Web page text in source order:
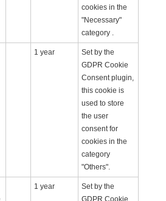
cookies in the
"Necessary"
category .
1 year
Set by the
GDPR Cookie
Consent plugin,
this cookie is
used to store
the user
consent for
cookies in the
category
"Others".
1 year
Set by the
GDPR Cookie